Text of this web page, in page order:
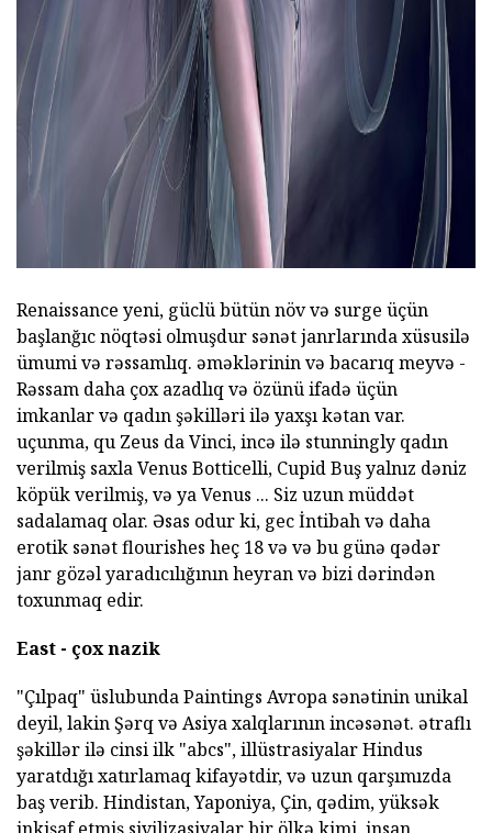
Renaissance yeni, güclü bütün növ və surge üçün
başlanğıc nöqtəsi olmuşdur sənət janrlarında xüsusilə
ümumi və rəssamlıq. əməklərinin və bacarıq meyvə -
Rəssam daha çox azadlıq və özünü ifadə üçün
imkanlar və qadın şəkilləri ilə yaxşı kətan var.
uçunma, qu Zeus da Vinci, incə ilə stunningly qadın
verilmiş saxla Venus Botticelli, Cupid Buş yalnız dəniz
köpük verilmiş, və ya Venus ... Siz uzun müddət
sadalamaq olar. Əsas odur ki, gec İntibah və daha
erotik sənət flourishes heç 18 və və bu günə qədər
janr gözəl yaradıcılığının heyran və bizi dərindən
toxunmaq edir.
East - çox nazik
"Çılpaq" üslubunda Paintings Avropa sənətinin unikal
deyil, lakin Şərq və Asiya xalqlarının incəsənət. ətraflı
şəkillər ilə cinsi ilk "abcs", illüstrasiyalar Hindus
yaratdığı xatırlamaq kifayətdir, və uzun qarşımızda
baş verib. Hindistan, Yaponiya, Çin, qədim, yüksək
inkişaf etmiş sivilizasiyalar bir ölkə kimi, insan